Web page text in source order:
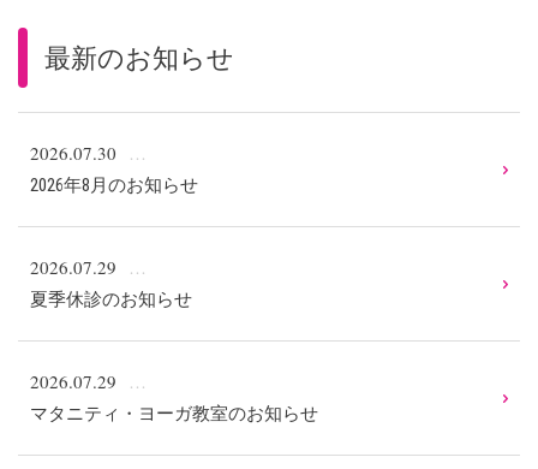
最新のお知らせ
2026.07.30
2026年8月のお知らせ
2026.07.29
夏季休診のお知らせ
2026.07.29
マタニティ・ヨーガ教室のお知らせ